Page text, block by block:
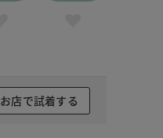
お店で試着する